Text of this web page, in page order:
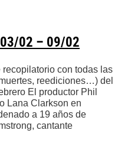
02 – 09/02
con todas las
reediciones…) del
El productor Phil
Lana Clarkson en
a 19 años de
cantante